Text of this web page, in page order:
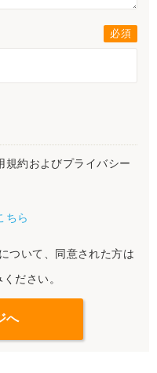
規約およびプライバシー
ちら
ついて、同意された方は
ださい。